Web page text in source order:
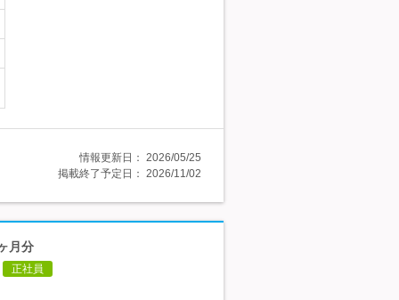
情報更新日： 2026/05/25
掲載終了予定日： 2026/11/02
月分
正社員